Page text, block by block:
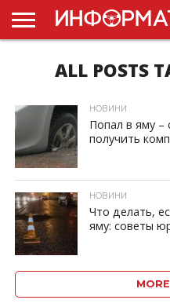
ГОЛОВНА
НОВИНИ
УКРАЇНИ
РЕКЛАМА
ПРОЕКТЫ
ALL POSTS
ID, "post_views_count", true); if ( $post_views >= 1) { ?>
НОВИНИ
Попал в яму –
получить
ID, "post_views_count", true); if ( $post_views >= 1) { ?>
НОВИНИ
Что делать,
яму: советы